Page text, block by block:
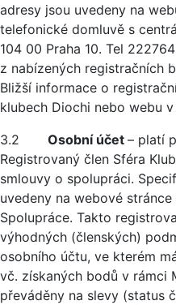
adresy jsou uvedeny na
telefonické domluvě s
104 00 Praha 10. Tel
z nabízených registračních
Bližší informace o
klubech Diochi nebo webu
3.2 Osobní účet – platí
Registrovaný člen Sféra
smlouvy o spolupráci.
uvedeny na webové
Spolupráce. Takto
výhodných (členských)
osobního účtu, ve kterém
vč. získaných bodů v rámci
převáděny na slevy (status